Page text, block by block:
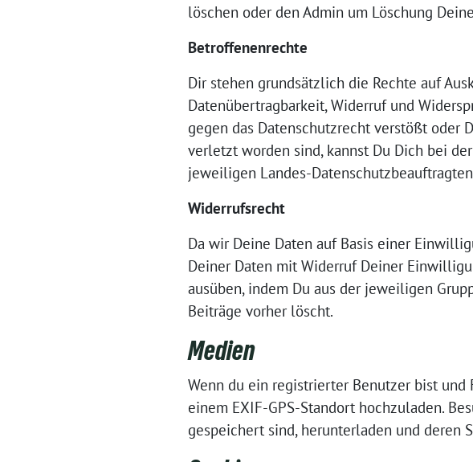
löschen oder den Admin um Löschung
Betroffenenrechte
Dir stehen grundsätzlich die Rechte auf
Datenübertragbarkeit, Widerruf und
gegen das Datenschutzrecht verstößt oder
verletzt worden sind, kannst Du Dich bei
jeweiligen Landes-
Widerrufsrecht
Da wir Deine Daten auf Basis einer
Deiner Daten mit Widerruf Deiner
ausüben, indem Du aus der jeweiligen
Beiträge vorher löscht.
Medien
Wenn du ein registrierter Benutzer bist
einem EXIF-GPS-Standort hochzuladen.
gespeichert sind, herunterladen und deren